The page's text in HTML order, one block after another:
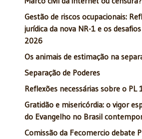
Gestão de riscos ocupacionais:
jurídica da nova NR-1 e os
2026
Os animais de estimação na
Separação de Poderes
Reflexões necessárias sobre o PL
Gratidão e misericórdia: o vigor
do Evangelho no Brasil
Comissão da Fecomercio debate